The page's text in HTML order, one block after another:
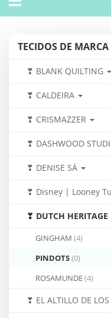
navigation
TECIDOS DE MARCA
❣ BLANK QUILTING
❣ CALDEIRA
❣ CRISMAZZER
❣ DASHWOOD
❣ DENISE SÁ
❣ Disney | Looney
❣ DUTCH HERITAGE
GINGHAM (4)
PINDOTS(0)
ROSAMUNDE(4)
❣ EL ALTILLO DE